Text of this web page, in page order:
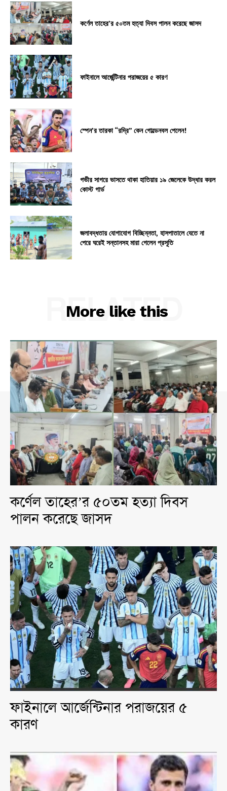
কর্ণেল তাহের’র ৫০তম হত্যা দিবস পালন করেছে জাসদ
ফাইনালে আর্জেন্টিনার পরাজয়ের ৫ কারণ
স্পেন’র তারকা “রদ্রি” কেন গোল্ডেনবল পেলেন!
গভীর সাগরে ভাসতে থাকা হাতিয়ার ১৯ জেলেকে উদ্ধার করল
কোস্ট গার্ড
জলাবদ্ধতায় যোগাযোগ বিচ্ছিন্নতা, হাসপাতালে যেতে না
পেরে ঘরেই সন্তানসহ মারা গেলেন প্রসূতি
More like this
RELATED
কর্ণেল তাহের’র ৫০তম হত্যা দিবস
পালন করেছে জাসদ
ফাইনালে আর্জেন্টিনার পরাজয়ের ৫
কারণ